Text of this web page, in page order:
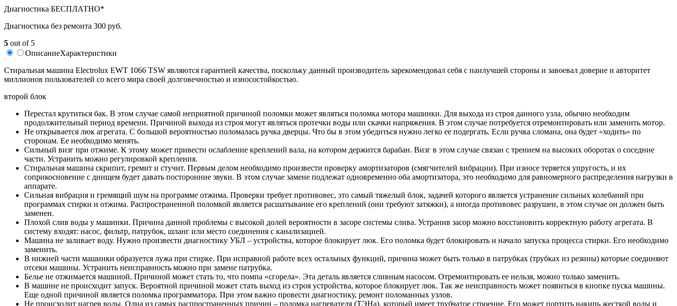
Диагностика БЕСПЛАТНО*
Диагностика без ремонта 300 руб.
5 out of 5
ОписаниеХарактеристики
Cтиральная машина Electrolux EWT 1066 TSW являются гарантией качества, поскольку данный производитель зарекомендовал себя с наилучшей стороны и завоевал доверие и авторитет
миллионов пользователей со всего мира своей долговечностью и износостойкостью.
второй блок
Перестал крутиться бак. В этом случае самой неприятной причиной поломки может являться поломка мотора машинки. Для выхода из строя данного узла, обычно необходим
продолжительный период времени. Причиной выхода из строя могут являться протечки воды или скачки напряжения. В этом случае потребуется отремонтировать или заменить мотор.
Не открывается люк агрегата. С большой вероятностью поломалась ручка дверцы. Что бы в этом убедиться нужно легко ее подергать. Если ручка сломана, она будет «ходить» по
сторонам. Ее необходимо менять.
Сильный визг при отжиме. К этому может привести ослабление креплений вала, на котором держится барабан. Визг в этом случае связан с трением на высоких оборотах о соседние
части. Устранить можно регулировкой крепления.
Стиральная машина скрипит, гремит и стучит. Первым делом необходимо произвести проверку амортизаторов (смягчителей вибрации). При износе теряется упругость, и их
соприкосновение с днищем будет давать посторонние звуки. В этом случае замене подлежат одновременно оба амортизатора, это необходимо для равномерного распределения нагрузки в
аппарате.
Сильная вибрация и гремящий шум на программе отжима. Проверки требует противовес, это самый тяжелый блок, задачей которого является устранение сильных колебаний при
программах стирки и отжима. Распространенной поломкой является расшатывание его креплений (они требуют затяжки), а иногда противовес разрушен, в этом случае он должен быть
заменен.
Плохой слив воды у машинки. Причина данной проблемы с высокой долей вероятности в засоре системы слива. Устранив засор можно восстановить корректную работу агрегата. В
систему входят: насос, фильтр, патрубок, шланг или место соединения с канализацией.
Машина не заливает воду. Нужно произвести диагностику УБЛ – устройства, которое блокирует люк. Его поломка будет блокировать и начало запуска процесса стирки. Его необходимо
заменить.
В нижней части машинки образуется лужа при стирке. При исправной работе всех остальных функций, причина может быть только в патрубках (трубках из резины) которые соединяют
отсеки машины. Устранить неисправность можно при замене патрубка.
Белье не отжимается машиной. Причиной может стать то, что помпа «сгорела». Эта деталь является сливным насосом. Отремонтировать ее нельзя, можно только заменить.
В машине не происходит запуск. Вероятной причиной может стать выход из строя устройства, которое блокирует люк. Так же неисправность может появиться в кнопке пуска машины.
Еще одной причиной является поломка программатора. При этом важно провести диагностику, ремонт поломанных узлов.
Не происходит нагрев воды. Одна из самых распространенных причин – поломка нагревателя (ТЭНа), который имеет трубчатое строение. Его может портить накипь жесткой воды и